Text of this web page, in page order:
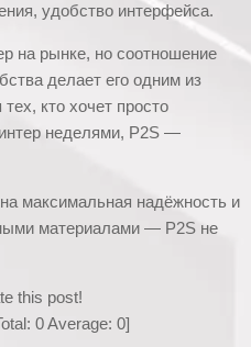
удобство интерфейса.
на рынке, но соотношение
делает его одним из
кто хочет просто
неделями, P2S —
максимальная надёжность и
материалами — P2S не
this post!
0Average: 0]